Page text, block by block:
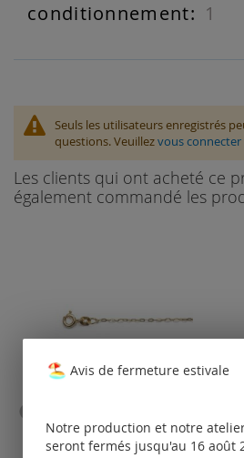
Plus
1
Seuls les utilisateurs enregistrés
questions. Veuillezvous connecter
Les clients qui ont acheté ce
également commandé les
chaînes d’ancrage (plat) Ø
1,0 mm / 8 ct l'or
Avis de fermeture estivale
Notre production et notre
seront fermés jusqu'au 16 août